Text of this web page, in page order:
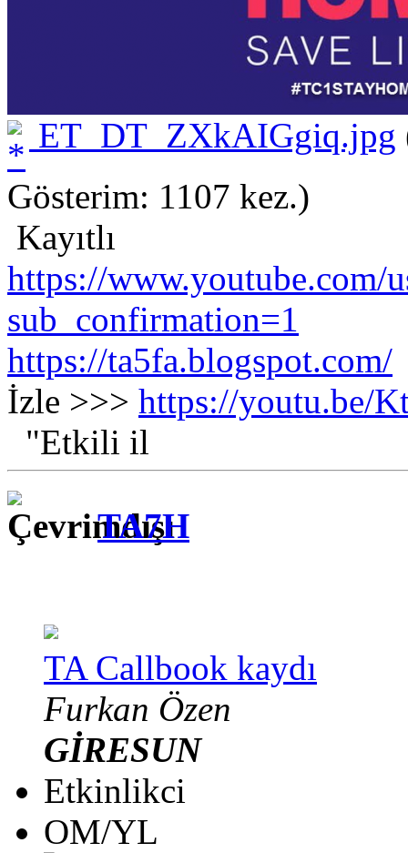
ET_DT_ZXkAIGgiq.jpg
Gösterim: 1107 kez.)
Kayıtlı
https://www.youtube.com/
sub_confirmation=1
https://ta5fa.blogspot.com/
İzle >>> https://youtu.be/
"Etkili il
TA7H
TA Callbook kaydı
Furkan Özen
GİRESUN
Etkinlikci
OM/YL